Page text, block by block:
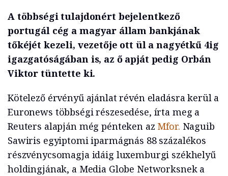
A többségi tulajdonért bejelentkező
portugál cég a magyar állam bankjának
tőkéjét kezeli, vezetője ott ül a nagyétkű 4ig
igazgatóságában is, az ő apját pedig Orbán
Viktor tüntette ki.
Kötelező érvényű ajánlat révén eladásra kerül a
Euronews többségi részesedése, írta meg a
Reuters alapján még pénteken az Mfor. Naguib
Sawiris egyiptomi iparmágnás 88 százalékos
részvénycsomagja idáig luxemburgi székhelyű
holdingjának, a Media Globe Networksnek a